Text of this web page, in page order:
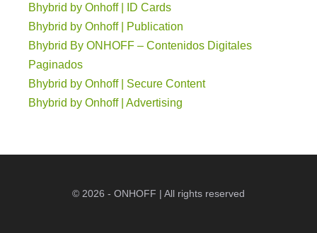
Bhybrid by Onhoff | ID Cards
Bhybrid by Onhoff | Publication
Bhybrid By ONHOFF – Contenidos Digitales
Paginados
Bhybrid by Onhoff | Secure Content
Bhybrid by Onhoff | Advertising
© 2026 - ONHOFF | All rights reserved